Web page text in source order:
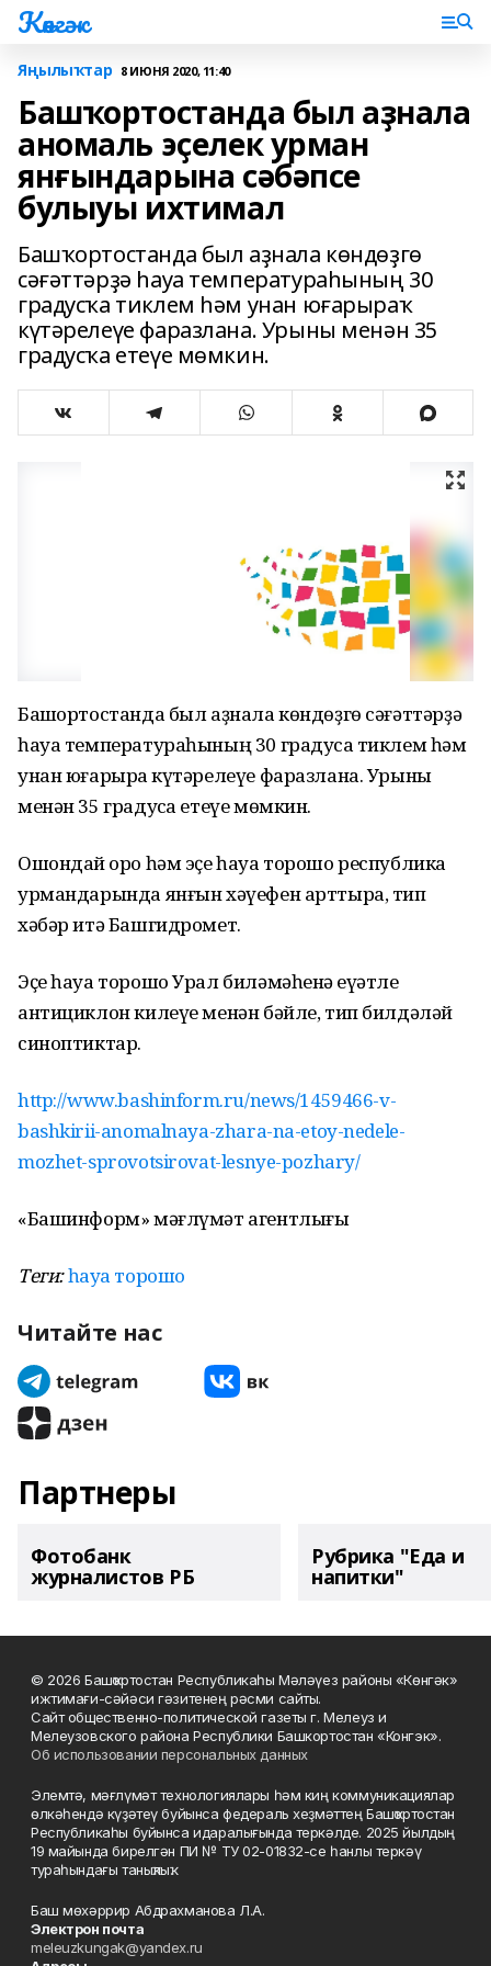
Көнгәк
Яңылыҡтар 8 ИЮНЯ 2020, 11:40
Башҡортостанда был аҙнала
аномаль эҫелек урман
янғындарына сәбәпсе
булыуы ихтимал
Башҡортостанда был аҙнала көндөҙгө
сәғәттәрҙә һауа температураһының 30
градусҡа тиклем һәм унан юғарыраҡ
күтәрелеүе фаразлана. Урыны менән 35
градусҡа етеүе мөмкин.
Башҡортостанда был аҙнала көндөҙгө сәғәттәрҙә
һауа температураһының 30 градусҡа тиклем һәм
унан юғарыраҡ күтәрелеүе фаразлана. Урыны
менән 35 градусҡа етеүе мөмкин.
Ошондай ҡоро һәм эҫе һауа торошо республика
урмандарында янғын хәүефен арттыра, тип
хәбәр итә Башгидромет.
Эҫе һауа торошо Урал биләмәһенә ҡеүәтле
антициклон килеүе менән бәйле, тип билдәләй
синоптиктар.
http://www.bashinform.ru/news/1459466-v-
bashkirii-anomalnaya-zhara-na-etoy-nedele-
mozhet-sprovotsirovat-lesnye-pozhary/
«Башинформ» мәғлүмәт агентлығы
Теги:һауа торошо
Читайте нас
Партнеры
Фотобанк
журналистов РБ
Рубрика "Еда и
напитки"
© 2026 Башҡортостан Республикаһы Мәләүез районы «Көнгәк»
ижтимағи-сәйәси гәзитенең рәсми сайты.
Сайт общественно-политической газеты г. Мелеуз и
Мелеузовского района Республики Башкортостан «Конгэк».
Об использовании персональных данных
Элемтә, мәғлүмәт технологиялары һәм киң коммуникациялар
өлкәһендә күҙәтеү буйынса федераль хеҙмәттең Башҡортостан
Республикаһы буйынса идаралығында теркәлде. 2025 йылдың
19 майында бирелгән ПИ № ТУ 02-01832-се һанлы теркәү
тураһындағы таныҡлыҡ.
Баш мөхәррир Абдрахманова Л.А.
Электрон почта
meleuzkungak@yandex.ru